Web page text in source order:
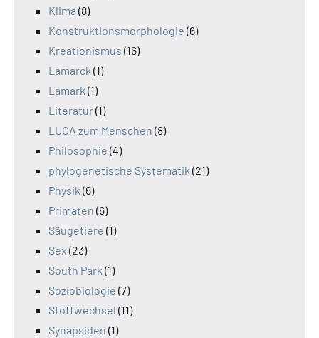
Klima (8)
Konstruktionsmorphologie (6)
Kreationismus (16)
Lamarck (1)
Lamark (1)
Literatur(1)
LUCA zum Menschen (8)
Philosophie (4)
phylogenetische Systematik (21)
Physik (6)
Primaten (6)
Säugetiere (1)
Sex (23)
South Park (1)
Soziobiologie (7)
Stoffwechsel (11)
Synapsiden (1)